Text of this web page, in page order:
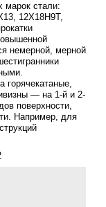
марок стали:
12Х18Н9Т,
немерной, мерной
горячекатаные,
— на 1-й и 2-
поверхности,
Например, для